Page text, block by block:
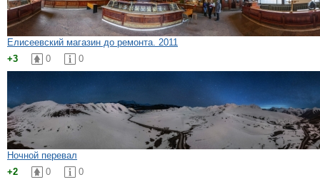
Елисеевский магазин до ремонта. 2011
+3
0 0
Ночной перевал
+2
0 0